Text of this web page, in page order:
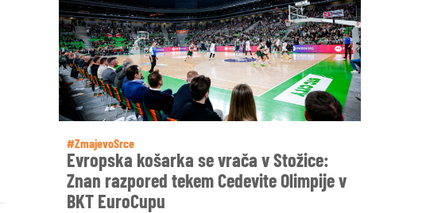
#ZmajevoSrce
Evropska košarka se vrača v Stožice:
Znan razpored tekem Cedevite Olimpije v
BKT EuroCupu